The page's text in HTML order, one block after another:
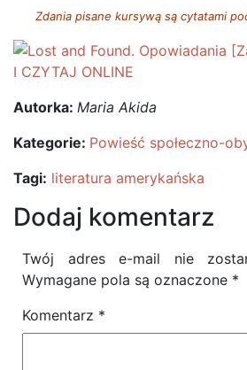
Zdania pisane kursywą są cytatami
Autorka: Maria Akida
Kategorie: Powieść społeczno-
Tagi: literatura amerykańska
Dodaj komentarz
Twój adres e-mail nie
Wymagane pola są oznaczone *
Komentarz *